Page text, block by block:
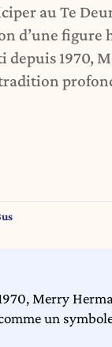
au Te
d’une
depuis 1970,
Merry
un